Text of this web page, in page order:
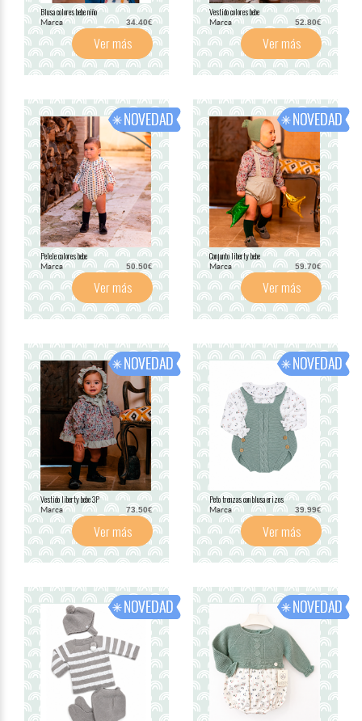
Blusa colores bebe niño
Marca 34.40€
Ver más
Vestido colores bebe
Marca 52.80€
Ver más
Pelele colores bebe
Marca 50.50€
Ver más
Conjunto liberty bebe
Marca 59.70€
Ver más
Vestido liberty bebe 3P
Marca 73.50€
Ver más
Peto trenzas con blusa erizos
Marca 39.99€
Ver más